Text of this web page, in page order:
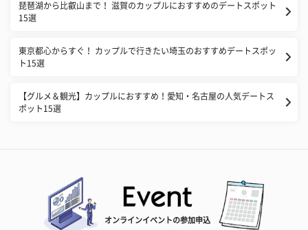
琵琶湖から比叡山まで！ 滋賀のカップルにおすすめのデートスポット
15選
東京都心からすぐ！ カップルで行きたい埼玉のおすすめデートスポッ
ト15選
【グルメ＆観光】カップルにおすすめ！愛知・名古屋の人気デートス
ポット15選
オンラインイベントの参加申込